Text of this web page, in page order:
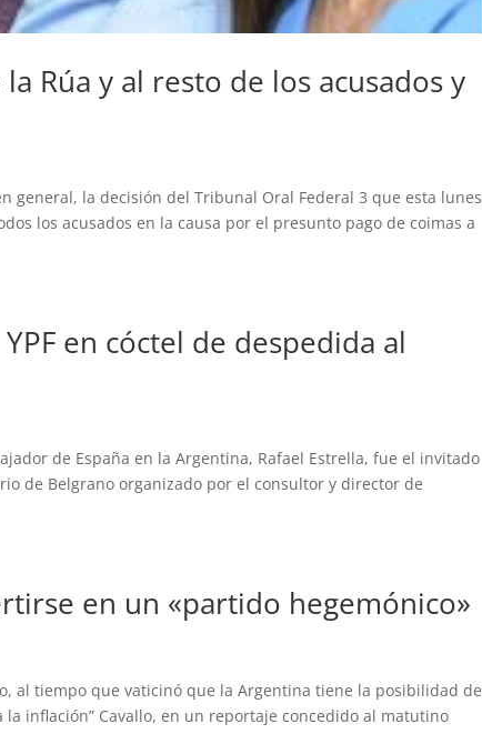
Rúa y al resto de los acusados y
general, la decisión del Tribunal Oral Federal 3 que esta lunes
los acusados en la causa por el presunto pago de coimas a
en cóctel de despedida al
de España en la Argentina, Rafael Estrella, fue el invitado
de Belgrano organizado por el consultor y director de
en un «partido hegemónico»
al tiempo que vaticinó que la Argentina tiene la posibilidad de
inflación” Cavallo, en un reportaje concedido al matutino